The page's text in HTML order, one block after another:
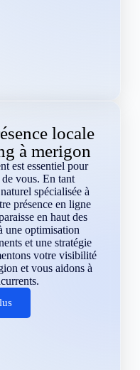
locale
à merigon
est essentiel pour
vous. En tant
spécialisée à
présence en ligne
en haut des
une optimisation
et une stratégie
votre visibilité
et vous aidons à